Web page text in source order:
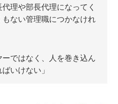
理や部長代理になってく
ない管理職につかなけれ
ーではなく、人を巻き込ん
いけない」